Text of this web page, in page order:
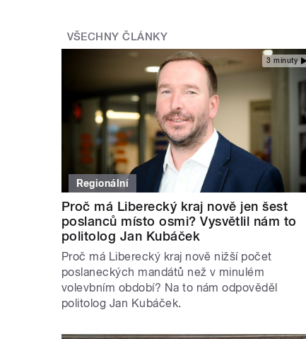
VŠECHNY ČLÁNKY
3 minuty
Regionální
Proč má Liberecký kraj nově jen šest
poslanců místo osmi? Vysvětlil nám to
politolog Jan Kubáček
Proč má Liberecký kraj nově nižší počet
poslaneckých mandátů než v minulém
volevbním období? Na to nám odpověděl
politolog Jan Kubáček.